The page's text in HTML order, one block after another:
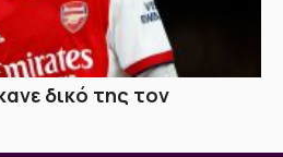
δικό της τον